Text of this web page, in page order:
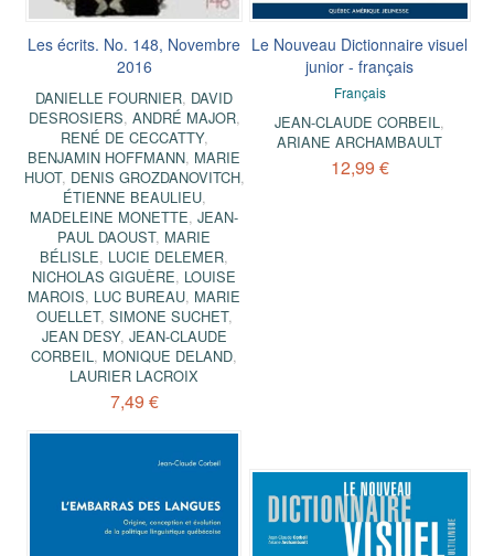
Les écrits. No. 148, Novembre
2016
DANIELLE FOURNIER, DAVID
DESROSIERS, ANDRÉ MAJOR,
RENÉ DE CECCATTY,
BENJAMIN HOFFMANN, MARIE
HUOT, DENIS GROZDANOVITCH,
ÉTIENNE BEAULIEU,
MADELEINE MONETTE,JEAN-
PAUL DAOUST, MARIE
BÉLISLE, LUCIE DELEMER,
NICHOLAS GIGUÈRE, LOUISE
MAROIS, LUC BUREAU, MARIE
OUELLET, SIMONE SUCHET,
JEAN DESY, JEAN-CLAUDE
CORBEIL, MONIQUE DELAND,
LAURIER LACROIX
7,49 €
Le Nouveau Dictionnaire visuel
junior - français
Français
JEAN-CLAUDE CORBEIL,
ARIANE ARCHAMBAULT
12,99 €